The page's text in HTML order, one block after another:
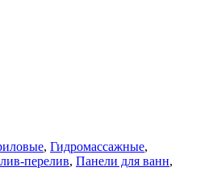
, Гидромассажные,
перелив, Панели для ванн,